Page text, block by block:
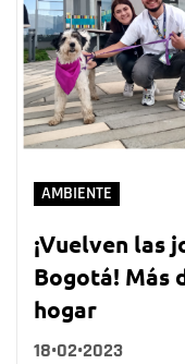
AMBIENTE
¡Vuelven las
Bogotá! Más
hogar
18•02•2023